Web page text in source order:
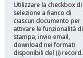
Utilizzare la checkbox di
selezione a fianco di
ciascun documento per
attivare le funzionalità di
stampa, invio email,
download nei formati
disponibili del (i) record.